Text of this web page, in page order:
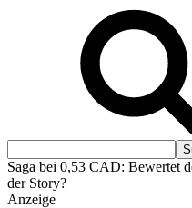
Saga bei 0,53 CAD: Bewertet
der Story?
Anzeige